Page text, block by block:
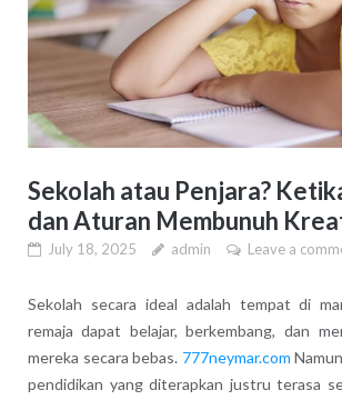
Sekolah atau Penjara?
dan Aturan Membunuh
July 18, 2025 admin Leave a
Sekolah secara ideal adalah tempat di
remaja dapat belajar, berkembang, dan
mereka secara bebas. 777neymar.com
pendidikan yang diterapkan justru terasa